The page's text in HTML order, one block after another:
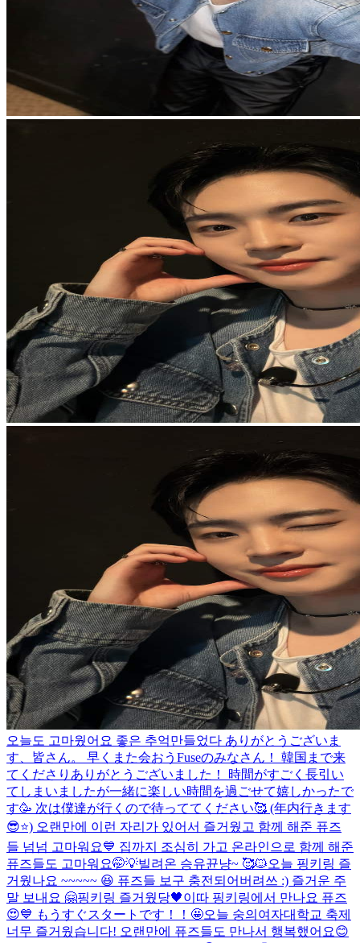
오늘도 고마웠어요 좋은 추억만들었다 ありがとうございま
す、皆さん。 早くまた会おう Fuseのみなさん！ 韓国まで来
てくださりありがとうございました！ 時間がすごく長引い
てしまいましたが一緒に楽しい時間を過ごせて嬉しかったで
す🥳 次は僕達が行くので待っててください🥰 (年内行きます
😎⭐️) 오랜만에 이런 자리가 있어서 즐거웠고 함께 해준 퓨즈
들 넘넘 고마워요💙 집까지 조심히 가고 온라인으로 함께 해준
퓨즈들도 고마워요🤭💡빌려온 승유뀬냥~ 🥰🐱오늘 핑키링 즐
거웠나요 ~~~~~ 😆 퓨즈들 보구 충전되어버려쓰 :) 즐거운 주
말 보내요 🤗핑키링 즐거웠당🖤이따 핑키링에서 만나요 퓨즈
😍💙 もうすぐスタートです！！🤩오늘 숭의여자대학교 축제
너무 즐거웠습니다! 오랜만에 퓨즈들도 만나서 행복했어요😊